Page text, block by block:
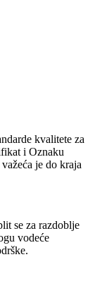
kvalitete za
i Oznaku
je do kraja
se za razdoblje
vodeće